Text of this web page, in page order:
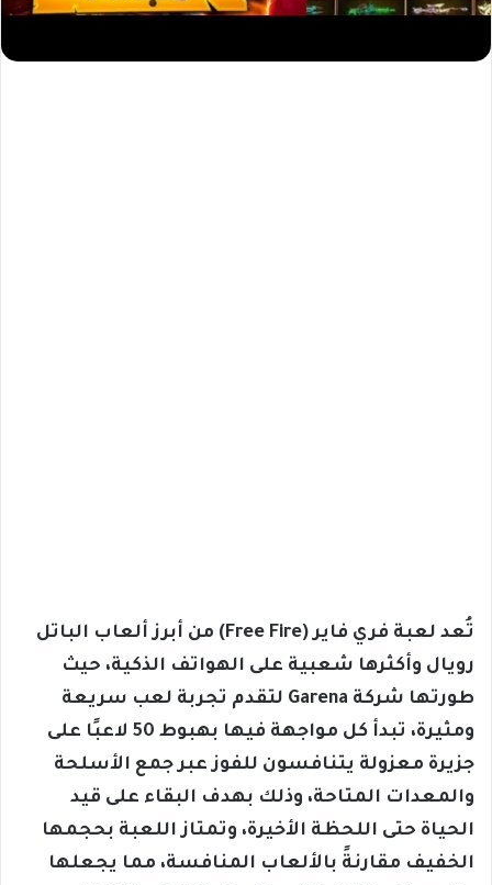
تُعد لعبة فري فاير (Free Fire) من أبرز ألعاب الباتل
رويال وأكثرها شعبية على الهواتف الذكية، حيث
طورتها شركة Garena لتقدم تجربة لعب سريعة
ومثيرة، تبدأ كل مواجهة فيها بهبوط 50 لاعبًا على
جزيرة معزولة يتنافسون للفوز عبر جمع الأسلحة
والمعدات المتاحة، وذلك بهدف البقاء على قيد
الحياة حتى اللحظة الأخيرة، وتمتاز اللعبة بحجمها
الخفيف مقارنةً بالألعاب المنافسة، مما يجعلها